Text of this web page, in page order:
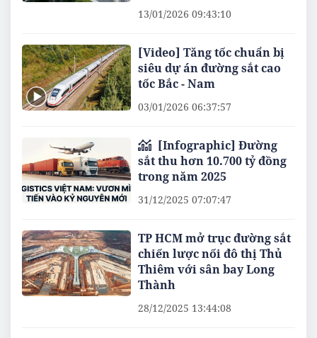
13/01/2026 09:43:10
[Video] Tăng tốc chuẩn bị
siêu dự án đường sắt cao
tốc Bắc - Nam
03/01/2026 06:37:57
[Infographic] Đường
sắt thu hơn 10.700 tỷ đồng
trong năm 2025
31/12/2025 07:07:47
TP HCM mở trục đường sắt
chiến lược nối đô thị Thủ
Thiêm với sân bay Long
Thành
28/12/2025 13:44:08